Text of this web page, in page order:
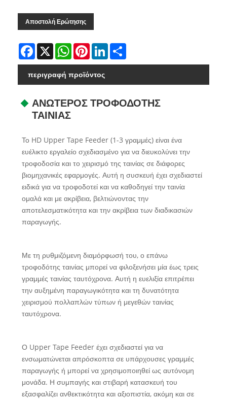
Αποστολή Ερώτησης
Facebook
X WhatsAppPinterestLinkedIn
περιγραφή προϊόντος
ΑΝΩΤΕΡΟΣ ΤΡΟΦΟΔΟΤΗΣ
ΤΑΙΝΙΑΣ
Το HD Upper Tape Feeder (1-3 γραμμές) είναι ένα
ευέλικτο εργαλείο σχεδιασμένο για να διευκολύνει την
τροφοδοσία και το χειρισμό της ταινίας σε διάφορες
βιομηχανικές εφαρμογές. Αυτή η συσκευή έχει σχεδιαστεί
ειδικά για να τροφοδοτεί και να καθοδηγεί την ταινία
ομαλά και με ακρίβεια, βελτιώνοντας την
αποτελεσματικότητα και την ακρίβεια των διαδικασιών
παραγωγής.
Με τη ρυθμιζόμενη διαμόρφωσή του, ο επάνω
τροφοδότης ταινίας μπορεί να φιλοξενήσει μία έως τρεις
γραμμές ταινίας ταυτόχρονα. Αυτή η ευελιξία επιτρέπει
την αυξημένη παραγωγικότητα και τη δυνατότητα
χειρισμού πολλαπλών τύπων ή μεγεθών ταινίας
ταυτόχρονα.
Ο Upper Tape Feeder έχει σχεδιαστεί για να
ενσωματώνεται απρόσκοπτα σε υπάρχουσες γραμμές
παραγωγής ή μπορεί να χρησιμοποιηθεί ως αυτόνομη
μονάδα. Η συμπαγής και στιβαρή κατασκευή του
εξασφαλίζει ανθεκτικότητα και αξιοπιστία, ακόμη και σε